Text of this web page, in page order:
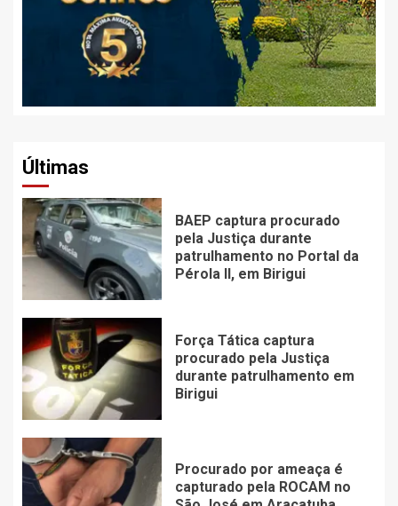
Últimas
BAEP captura procurado
pela Justiça durante
patrulhamento no Portal da
Pérola ll, em Birigui
Força Tática captura
procurado pela Justiça
durante patrulhamento em
Birigui
Procurado por ameaça é
capturado pela ROCAM no